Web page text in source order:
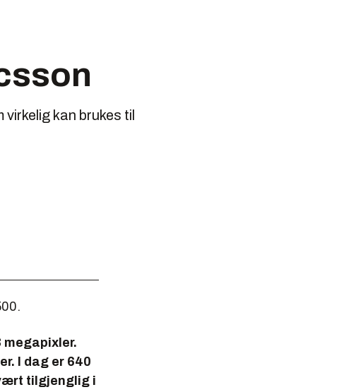
kan brukes til
megapixler.
I dag er 640
tilgjenglig i